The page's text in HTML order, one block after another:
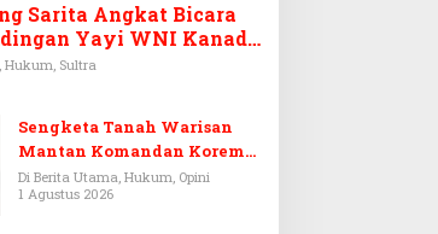
Sarita Angkat Bicara
Yayi WNI Kanada
Rp3,6 Miliar
Hukum, Sultra
Sengketa Tanah Warisan
Mantan Komandan Korem
143/HO, Ketika Warisan
Menjadi Arena Pemerasan
Di Berita Utama, Hukum, Opini
1 Agustus 2026